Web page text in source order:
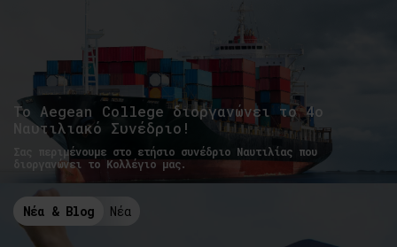
Το Αegean College διοργανώνει το 4ο
Ναυτιλιακό Συνέδριο!
Σας περιμένουμε στο ετήσιο συνέδριο Ναυτιλίας που
διοργανώνει το Κολλέγιο μας.
Νέα & Blog Νέα